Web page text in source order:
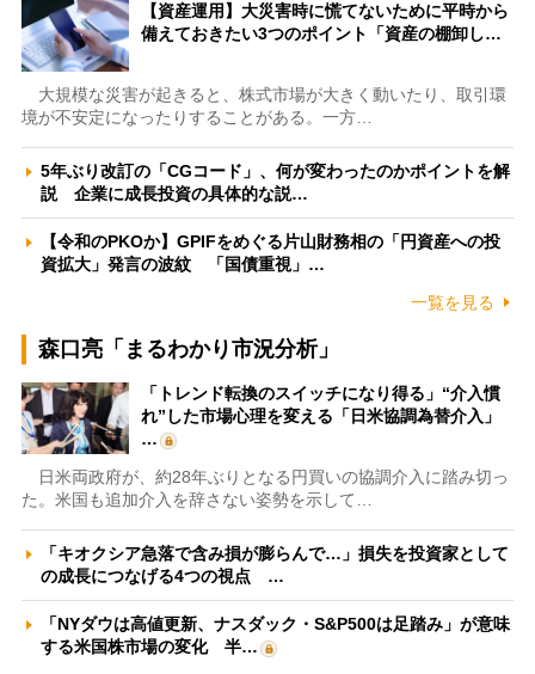
【資産運用】大災害時に慌てないために平時から
備えておきたい3つのポイント「資産の棚卸し…
大規模な災害が起きると、株式市場が大きく動いたり、取引環
境が不安定になったりすることがある。一方…
5年ぶり改訂の「CGコード」、何が変わったのかポイントを解
説 企業に成長投資の具体的な説…
【令和のPKOか】GPIFをめぐる片山財務相の「円資産への投
資拡大」発言の波紋 「国債重視」…
一覧を見る
森口亮「まるわかり市況分析」
「トレンド転換のスイッチになり得る」“介入慣
れ”した市場心理を変える「日米協調為替介入」
…
日米両政府が、約28年ぶりとなる円買いの協調介入に踏み切っ
た。米国も追加介入を辞さない姿勢を示して…
「キオクシア急落で含み損が膨らんで…」損失を投資家として
の成長につなげる4つの視点 …
「NYダウは高値更新、ナスダック・S&P500は足踏み」が意味
する米国株市場の変化 半…